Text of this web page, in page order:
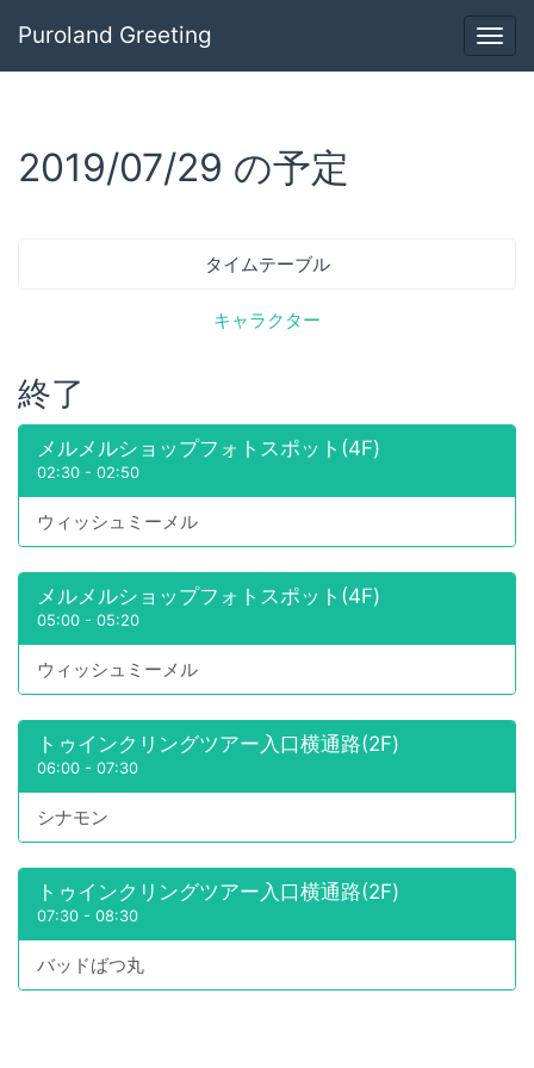
Puroland Greeting
2019/07/29 の予定
タイムテーブル
キャラクター
終了
メルメルショップフォトスポット(4F)
02:30 - 02:50
ウィッシュミーメル
メルメルショップフォトスポット(4F)
05:00 - 05:20
ウィッシュミーメル
トゥインクリングツアー入口横通路(2F)
06:00 - 07:30
シナモン
トゥインクリングツアー入口横通路(2F)
07:30 - 08:30
バッドばつ丸